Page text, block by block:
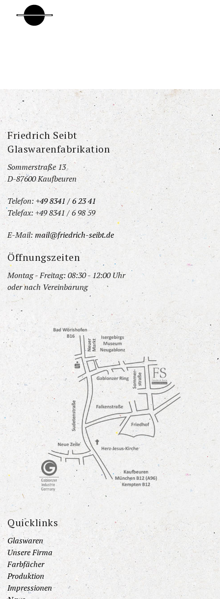
Friedrich Seibt
Glaswarenfabrikation
Sommerstraße 13
D-87600 Kaufbeuren
Telefon: +49 8341 / 6 23 41
Telefax: +49 8341 / 6 98 59
E-Mail:mail@friedrich-seibt.de
Öffnungszeiten
Montag - Freitag: 08:30 - 12:00 Uhr
oder nach Vereinbarung
Quicklinks
Glaswaren
Unsere Firma
Farbfächer
Produktion
Impressionen